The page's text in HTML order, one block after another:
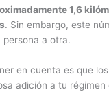
1,6
. Sin embargo, este
persona a otra.
en cuenta es que
adición a tu